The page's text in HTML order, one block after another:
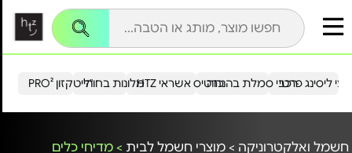
הייטקזון PRO²מלונות בחו"ל כרטיס אשראי HTZ ליסינג פרטירכבי סמלת בהנחה
חשמל ואלקטרוניקה > מוצרי חשמל לבית > מדיחי כלים